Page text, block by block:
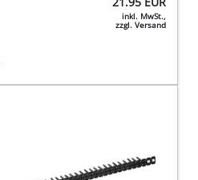
inkl. MwSt.,
zzgl. Versand